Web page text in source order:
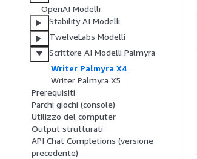
OpenAI Modelli
Stability AI Modelli
TwelveLabs Modelli
Scrittore AI Modelli Palmyra
Writer Palmyra X4
Writer Palmyra X5
Prerequisiti
Parchi giochi (console)
Utilizzo del computer
Output strutturati
API Chat Completions (versione
precedente)